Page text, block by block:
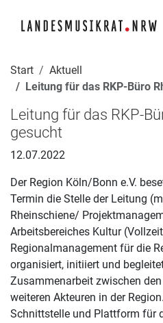
Start
Aktuell
Leitung für das RKP-Büro
Leitung für das RKP-
gesucht
12.07.2022
Der Region Köln/Bonn e.V.
Termin die Stelle der Leitung
Rheinschiene/
Arbeitsbereiches Kultur
Regionalmanagement für die
organisiert, initiiert und
Zusammenarbeit zwischen
weiteren Akteuren in der
Schnittstelle und Plattform für